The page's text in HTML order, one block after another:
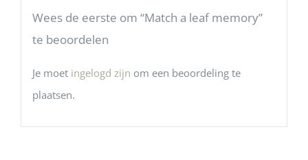
Wees de eerste om “Match a leaf memory”
te beoordelen
Je moet ingelogd zijn om een beoordeling te
plaatsen.